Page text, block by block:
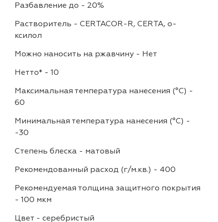
Разбавление до - 20%
Растворитель - CERTACOR-R, CERTA, о-
ксилол
Можно наносить на ржавчину - Нет
Нетто* - 10
Максимальная температура нанесения (°С) -
60
Минимальная температура нанесения (°С) -
-30
Степень блеска - матовый
Рекомендованный расход (г/м.кв.) - 400
Рекомендуемая толщина защитного покрытия
- 100 мкм
Цвет - серебристый